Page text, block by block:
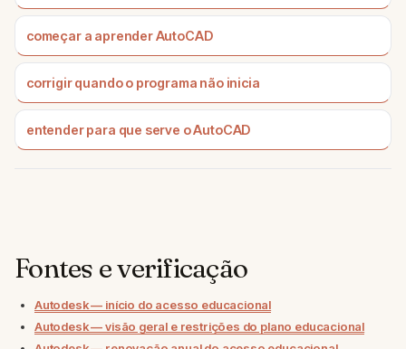
começar a aprender AutoCAD
corrigir quando o programa não inicia
entender para que serve o AutoCAD
Fontes e verificação
Autodesk — início do acesso educacional
Autodesk — visão geral e restrições do plano educacional